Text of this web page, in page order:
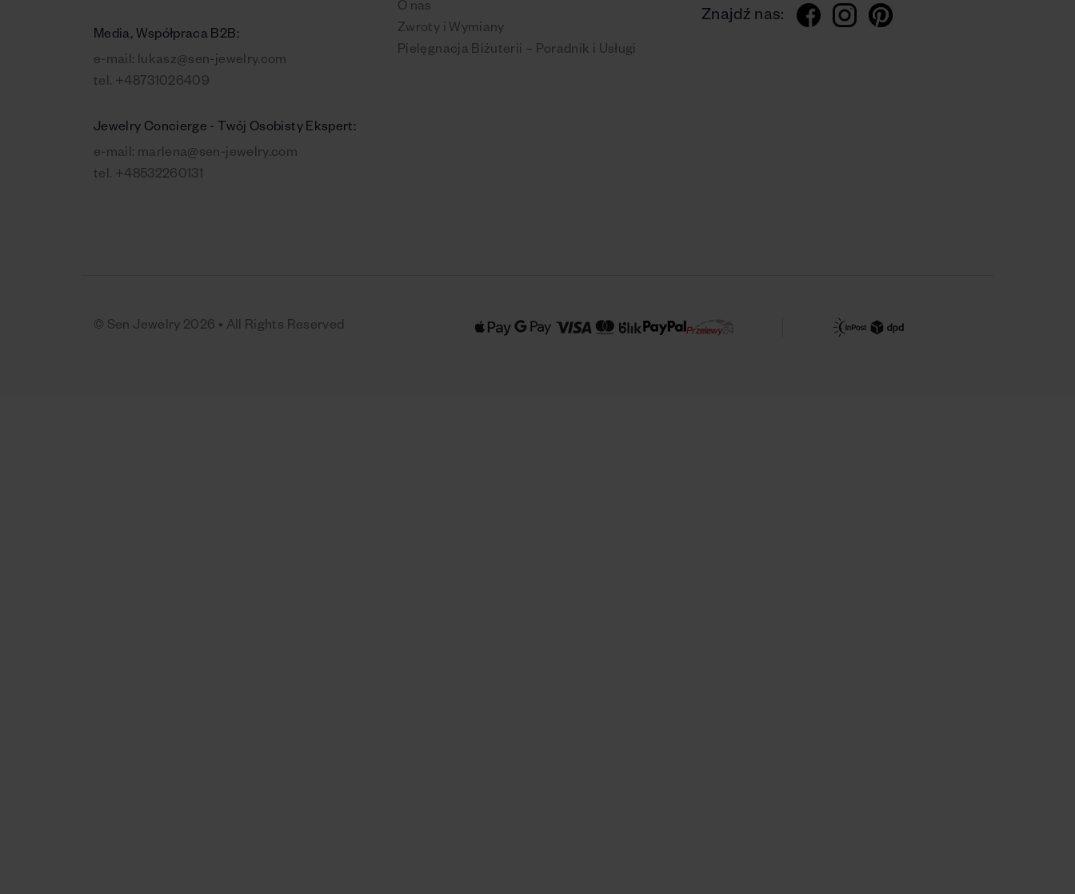
Media, Współpraca B2B:
e-mail: lukasz@sen-jewelry.com
tel. +48731026409
Jewelry Concierge - Twój Osobisty Ekspert:
e-mail: marlena@sen-jewelry.com
tel. +48532260131
O nas
Zwroty i Wymiany
Pielęgnacja Biżuterii – Poradnik i Usługi
Znajdź nas:
© Sen Jewelry 2026 • All Rights Reserved